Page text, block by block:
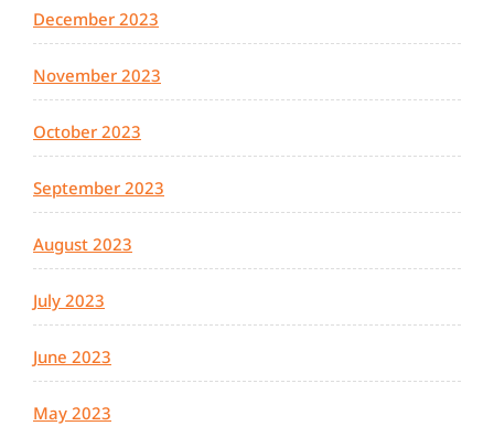
December 2023
November 2023
October 2023
September 2023
August 2023
July 2023
June 2023
May 2023